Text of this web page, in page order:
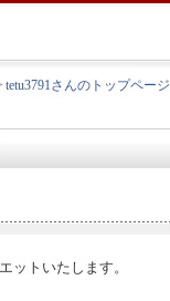
tetu3791さんのトップページ
ットいたします。